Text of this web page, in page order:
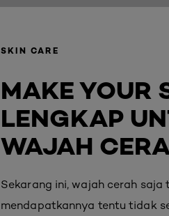
SKIN CARE
MAKE YOUR
LENGKAP
WAJAH
Sekarang ini, wajah cerah
mendapatkannya tentu tidak